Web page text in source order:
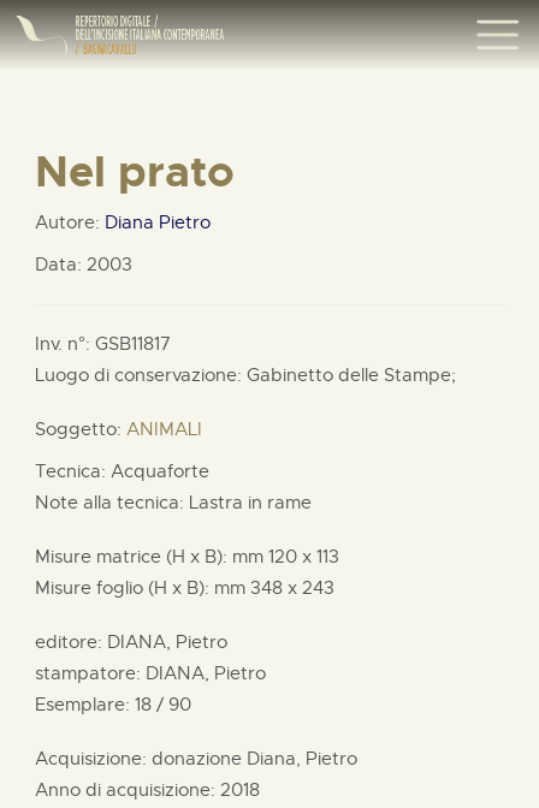
Nel prato
Autore: Diana Pietro
Data: 2003
Inv. n°: GSB11817
Luogo di conservazione: Gabinetto delle Stampe;
Soggetto: ANIMALI
Tecnica: Acquaforte
Note alla tecnica: Lastra in rame
Misure matrice (H x B): mm 120 x 113
Misure foglio (H x B): mm 348 x 243
editore: DIANA, Pietro
stampatore: DIANA, Pietro
Esemplare: 18 / 90
Acquisizione: donazione Diana, Pietro
Anno di acquisizione: 2018